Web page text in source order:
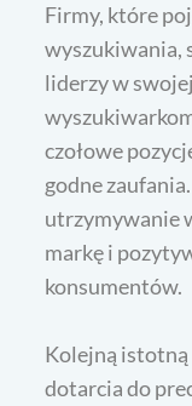
Firmy, które
wyszukiwania,
liderzy w
czołowe
godne
utrzymywanie
markę i
konsumentów.
Kolejną
dotarcia do